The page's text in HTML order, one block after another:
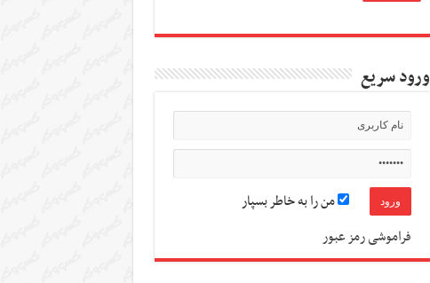
ورود سریع
من را به خاطر بسپار
فراموشی رمز عبور